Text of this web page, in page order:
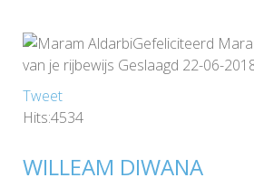
Gefeliciteerd
van je rijbewijs Geslaagd 22-06-
Tweet
Hits:4534
WILLEAM DIWANA